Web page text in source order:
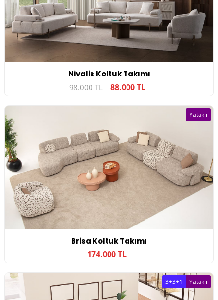
Nivalis Koltuk Takımı
98.000 TL 88.000 TL
Brisa Koltuk Takımı
174.000 TL
Yataklı
3+3+1 Yataklı